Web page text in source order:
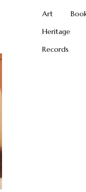
Art
Heritage
Records